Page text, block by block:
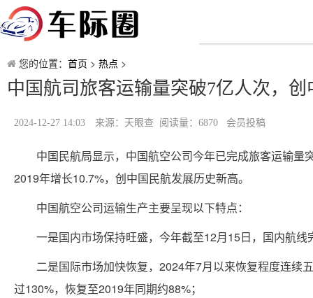
您的位置： 首页 > 热点 >
中国航司旅客运输量突破7亿人次，
2024-12-27 14:03 来源：天眼查 阅读量：6870 会员投稿
中国民航局显示，中国航空公司今年已完成旅客运输
2019年增长10.7%，创中国民航发展历史新高。
中国航空公司运输生产主要呈现以下特点：
一是国内市场保持旺盛，今年截至12月15日，国内航
二是国际市场加快恢复，2024年7月以来恢复程度连续
过130%，恢复至2019年同期约88%；